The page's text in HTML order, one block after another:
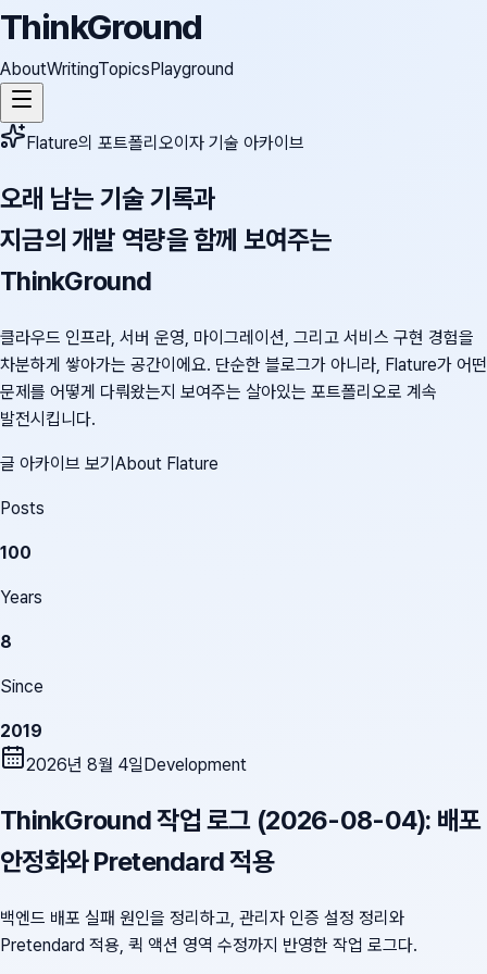
ThinkGround
AboutWritingTopicsPlayground
Flature의 포트폴리오이자 기술 아카이브
오래 남는 기술 기록과
지금의 개발 역량을 함께 보여주는
ThinkGround
클라우드 인프라, 서버 운영, 마이그레이션, 그리고 서비스 구현 경험을
차분하게 쌓아가는 공간이에요. 단순한 블로그가 아니라, Flature가 어떤
문제를 어떻게 다뤄왔는지 보여주는 살아있는 포트폴리오로 계속
발전시킵니다.
글 아카이브 보기 About Flature
Posts
100
Years
8
Since
2019
2026년 8월 4일Development
ThinkGround 작업 로그 (2026-08-04): 배포
안정화와 Pretendard 적용
백엔드 배포 실패 원인을 정리하고, 관리자 인증 설정 정리와
Pretendard 적용, 퀵 액션 영역 수정까지 반영한 작업 로그다.